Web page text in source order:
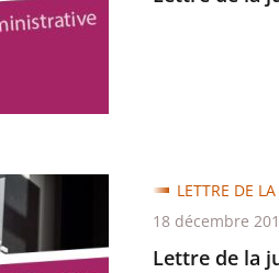
Lettre de la
LETTRE DE
18 décembre